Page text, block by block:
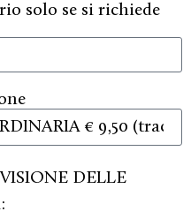
solo se si richiede
DELLE